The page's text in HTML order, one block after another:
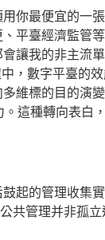
你最便宜的一
平臺經濟監管
讓我的非主流
，數字平臺的
維標的目的演
這種轉向表白
起的管理收集
共管理并非孤